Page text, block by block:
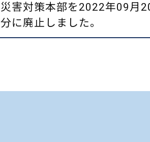
災害対策本部を2022年09月
分に廃止しました。